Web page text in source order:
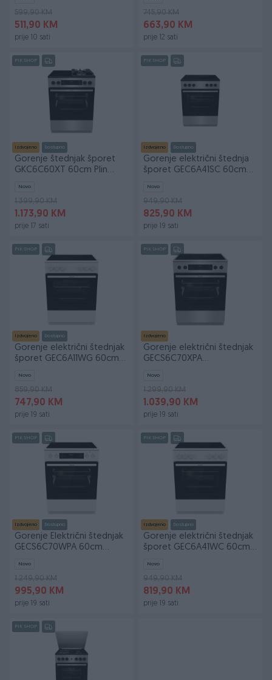
599,90 KM
511,90 KM
prije 10 sati
745,90 KM
663,90 KM
prije 12 sati
PIK SHOP
Izdvojeno Dostupno
Gorenje štednjak šporet
GKC6C60XT 60cm Plin
Novo
1.399,90 KM
1.173,90 KM
prije 17 sati
PIK SHOP
Izdvojeno Dostupno
Gorenje električni štednja
šporet GEC6A41SC 60cm
Novo
949,90 KM
825,90 KM
prije 19 sati
PIK SHOP
Izdvojeno Dostupno
Gorenje električni štednjak
šporet GEC6A11WG 60cm
Novo
859,90 KM
747,90 KM
prije 19 sati
PIK SHOP
Izdvojeno
Gorenje električni štednjak
GECS6C70XPA
Novo
1.299,90 KM
1.039,90 KM
prije 19 sati
PIK SHOP
Izdvojeno Dostupno
Gorenje Električni štednjak
GECS6C70WPA 60cm
Novo
1.249,90 KM
995,90 KM
prije 19 sati
PIK SHOP
Izdvojeno Dostupno
Gorenje električni štednjak
šporet GEC6A41WC 60cm
Novo
949,90 KM
819,90 KM
prije 19 sati
PIK SHOP